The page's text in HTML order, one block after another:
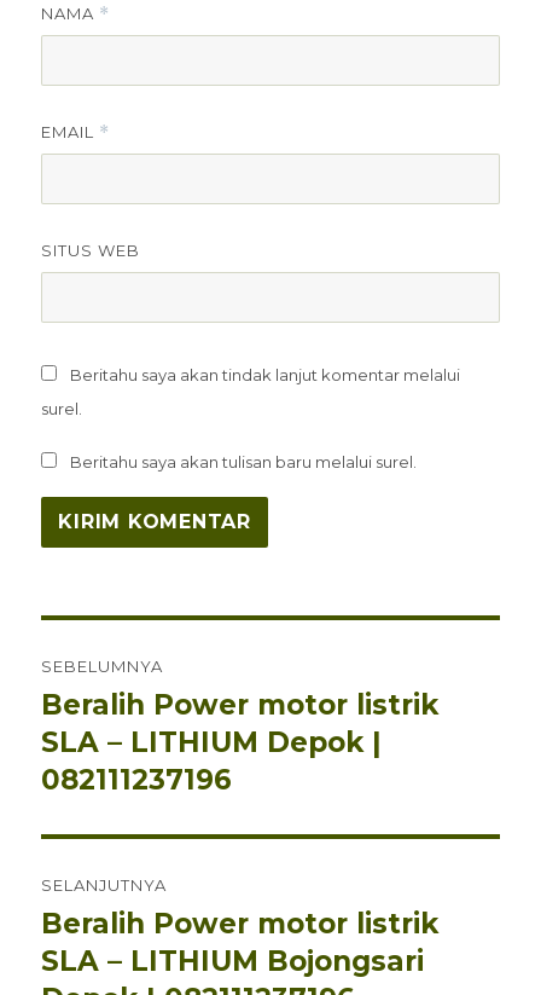
NAMA *
EMAIL *
SITUS WEB
Beritahu saya akan tindak lanjut komentar melalui
surel.
Beritahu saya akan tulisan baru melalui surel.
pos
SEBELUMNYA
Pos
sebelumnya:
Beralih Power motor listrik
SLA – LITHIUM Depok |
082111237196
SELANJUTNYA
Pos
berikutnya:
Beralih Power motor listrik
SLA – LITHIUM Bojongsari